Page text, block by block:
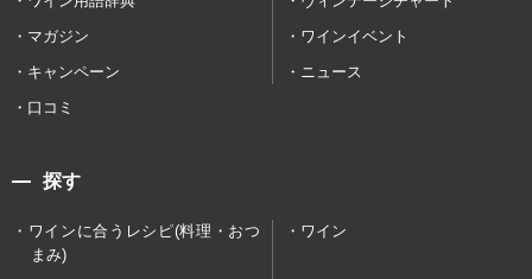
マガジン
ワインイベント
キャンペーン
ニュース
口コミ
探す
ワインに合うレシピ(料理・おつ
まみ)
ワイン